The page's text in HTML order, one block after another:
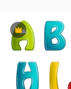
Premium